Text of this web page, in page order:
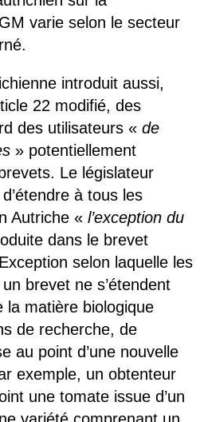
varie selon le secteur
introduit aussi,
22 modifié, des
des utilisateurs « de
» potentiellement
Le législateur
à tous les
Autriche « l’exception du
dans le brevet
selon laquelle les
brevet ne s’étendent
la matière biologique
de recherche, de
au point d’une nouvelle
exemple, un obtenteur
une tomate issue d’un
variété comprenant un